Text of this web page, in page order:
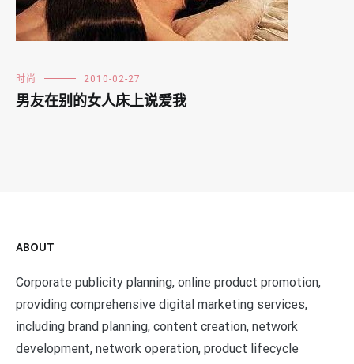
时尚 2010-02-27
男友在别的女人床上说爱我
ABOUT
Corporate publicity planning, online product promotion,
providing comprehensive digital marketing services,
including brand planning, content creation, network
development, network operation, product lifecycle